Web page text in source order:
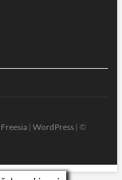
| WordPress| ©